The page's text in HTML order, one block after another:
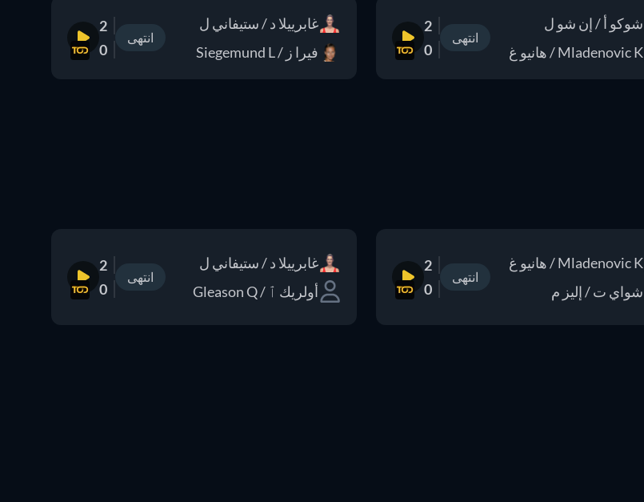
شوكو أ / إن شو ل
Mladenovic K / هانيو غ
انتهى
2
0
غابرييلا د / ستيفاني ل
فيرا ز / Siegemund L
انتهى
2
0
Mladenovic K / هانيو غ
شواي ت / إليز م
انتهى
2
0
غابرييلا د / ستيفاني ل
أولريك ٱ / Gleason Q
انتهى
2
0